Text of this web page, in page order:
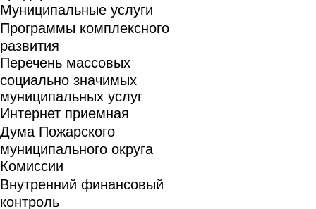
Муниципальные услуги
Программы комплексного
развития
Перечень массовых
социально значимых
муниципальных услуг
Интернет приемная
Дума Пожарского
муниципального округа
Комиссии
Внутренний финансовый
контроль